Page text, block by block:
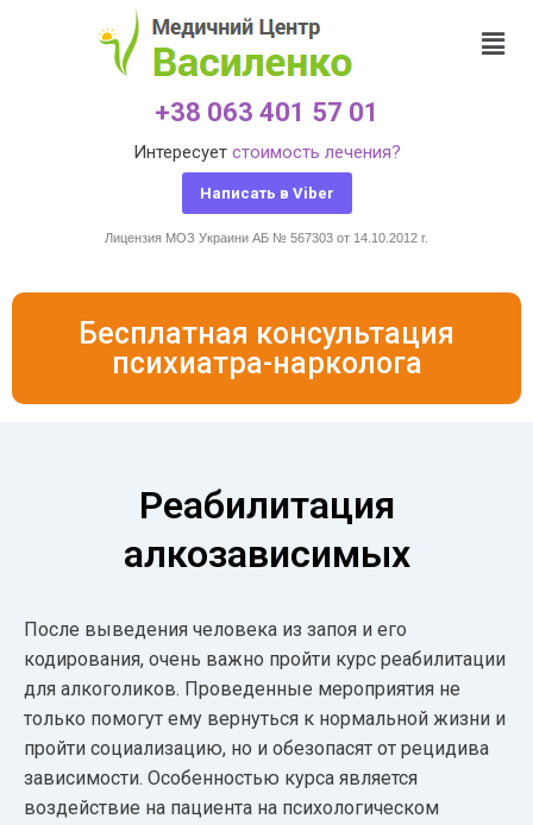
+38 063 401 57 01
Интересует стоимость лечения?
Написать в Viber
Лицензия МОЗ Украини АБ № 567303 от 14.10.2012 г.
Бесплатная консультация
психиатра-нарколога
Реабилитация
алкозависимых
После выведения человека из запоя и его
кодирования, очень важно пройти курс реабилитации
для алкоголиков. Проведенные мероприятия не
только помогут ему вернуться к нормальной жизни и
пройти социализацию, но и обезопасят от рецидива
зависимости. Особенностью курса является
воздействие на пациента на психологическом